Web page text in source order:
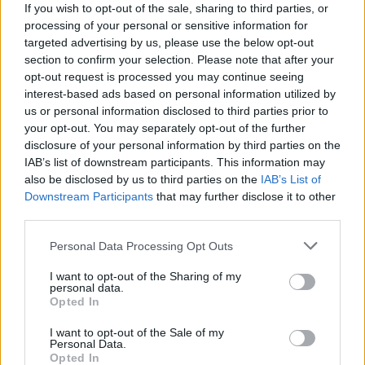
If you wish to opt-out of the sale, sharing to third parties, or
processing of your personal or sensitive information for
targeted advertising by us, please use the below opt-out
section to confirm your selection. Please note that after your
opt-out request is processed you may continue seeing
interest-based ads based on personal information utilized by
us or personal information disclosed to third parties prior to
your opt-out. You may separately opt-out of the further
disclosure of your personal information by third parties on the
IAB’s list of downstream participants. This information may
also be disclosed by us to third parties on the IAB’s List of
Downstream Participants that may further disclose it to other
Personal Data Processing Opt Outs
I want to opt-out of the Sharing of my
personal data.
Opted In
I want to opt-out of the Sale of my
Personal Data.
Opted In
Her er smukt, og det kan virke indbydende at tage
sig en dukkert i det klare vand.
Men det kan være livsfarligt at bade her, og det
blev det også mandag for to unge drenge.
Den dramatiske oplevelse fik øjenvidnet Maria
Ernst Bøgedal til at dele en klar opfordring på
Facebook.
voldsomme episode:
- I går blev vores smukke kridtgrav rammen om
noget, jeg håber aldrig, vi kommer til at opleve
Vis mere
Del artikel